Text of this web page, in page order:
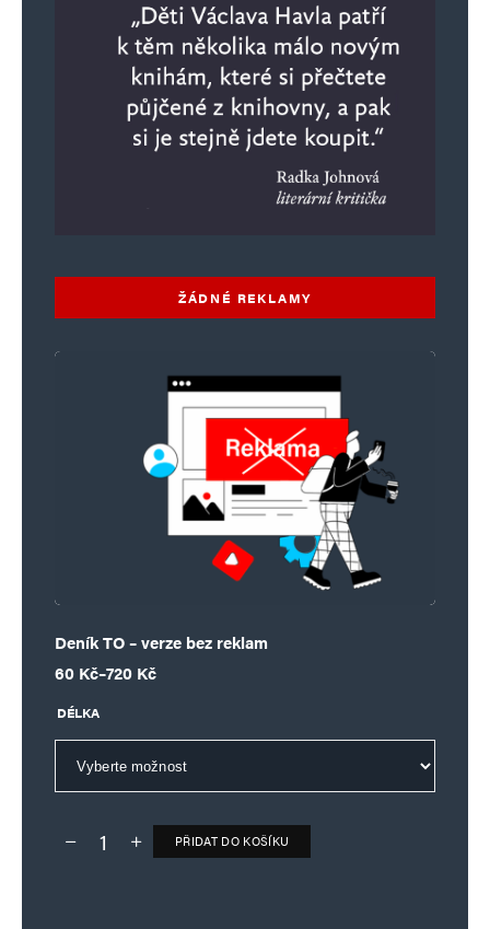
ŽÁDNÉ REKLAMY
Deník TO – verze bez reklam
60 Kč–720 Kč
Rozpětí cen: 60 Kč až 720 Kč
DÉLKA
Deník TO – verze bez reklam množství
PŘIDAT DO KOŠÍKU